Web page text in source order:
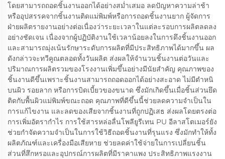
โดยสามารถถอดชิ้นงานออกได้อย่างสม่ำเสมอ ลดปัญหาความล่าช้า
หรืออุปสรรคจากชิ้นงานติดแม่พิมพ์หรือการถอดชิ้นงานยาก ผู้จัดการ
ฝ่ายผลิตรายงานอย่างต่อเนื่องว่าระยะเวลาในแต่ละรอบการผลิตลดลง
อย่างชัดเจน เนื่องจากผู้ปฏิบัติงานใช้เวลาน้อยลงในการดึงชิ้นงานออก
และสามารถมุ่งเน้นรักษาระดับการผลิตที่มีประสิทธิภาพได้มากขึ้น ผล
ดังกล่าวจะทวีคูณตลอดทั้งวันผลิต ส่งผลให้จำนวนชิ้นงานต่อวันและ
ปริมาณการผลิตรวมของโรงงานเพิ่มขึ้นอย่างมีนัยสำคัญ คุณภาพของ
ชิ้นงานดีขึ้นเพราะชิ้นงานสามารถถอดออกได้อย่างสะอาด ไม่มีตำหนิ
บนผิว รอยลาก หรือการบิดเบี้ยวของขนาด ซึ่งมักเกิดขึ้นเมื่อชิ้นส่วนยึด
ติดกับพื้นผิวแม่พิมพ์ขณะถอด คุณภาพที่ดีขึ้นนี้ช่วยลดความจำเป็นใน
การแก้ไขงาน และลดของเสียจากชิ้นงานที่ถูกปฏิเสธ ส่งผลโดยตรงต่อ
การเพิ่มอัตรากำไร การใช้สารหล่อลื่นโพลียูรีเทน PU อีลาสโตเมอร์ยัง
ช่วยกำจัดความจำเป็นในการใช้วิธีถอดชิ้นงานที่รุนแรง ซึ่งมักทำให้ทั้ง
ผลิตภัณฑ์และเครื่องมือเสียหาย ช่วยลดค่าใช้จ่ายในการเปลี่ยนชิ้น
ส่วนที่สึกหรอและอุปกรณ์การผลิตที่มีราคาแพง ประสิทธิภาพแรงงาน